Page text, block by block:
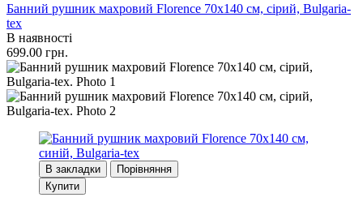
Банний рушник махровий Florence 70x140 см, сірий, Bulgaria-
tex
В наявності
699.00 грн.
В закладки
Порівняння
Купити